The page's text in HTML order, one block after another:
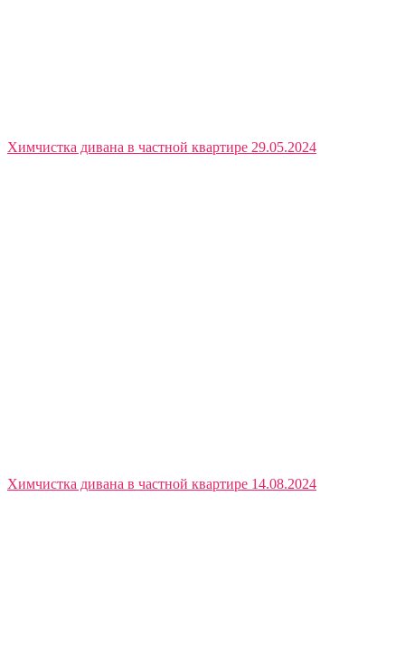
Химчистка дивана в частной квартире 29.05.2024
Химчистка дивана в частной квартире 14.08.2024